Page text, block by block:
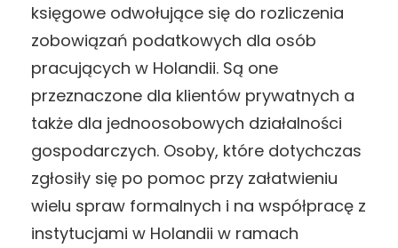
księgowe odwołujące się do rozliczenia
zobowiązań podatkowych dla osób
pracujących w Holandii. Są one
przeznaczone dla klientów prywatnych a
także dla jednoosobowych działalności
gospodarczych. Osoby, które dotychczas
zgłosiły się po pomoc przy załatwieniu
wielu spraw formalnych i na współpracę z
instytucjami w Holandii w ramach